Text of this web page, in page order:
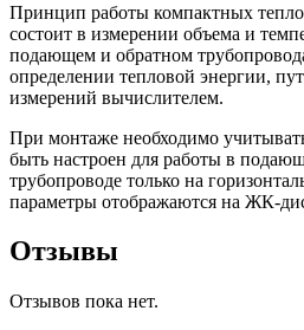
Принцип работы компактных
состоит в измерении объема и
подающем и обратном
определении тепловой энергии,
измерений вычислителем.
При монтаже необходимо
быть настроен для работы в
трубопроводе только на
параметры отображаются на ЖК-
Отзывы
Отзывов пока нет.